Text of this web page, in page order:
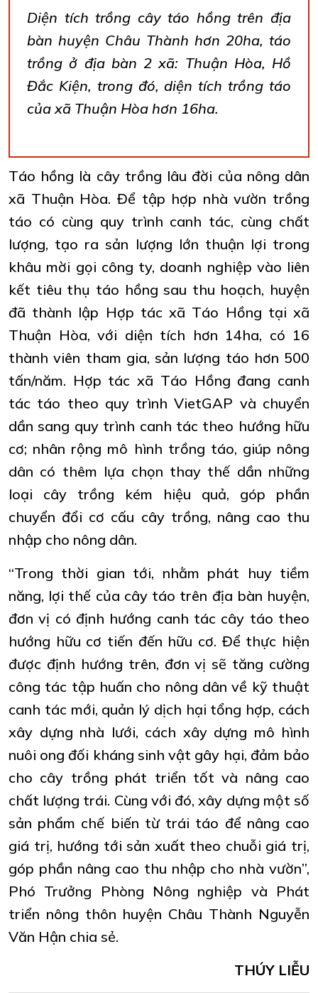
Diện tích trồng cây táo hồng trên địa
bàn huyện Châu Thành hơn 20ha, táo
trồng ở địa bàn 2 xã: Thuận Hòa, Hồ
Đắc Kiện, trong đó, diện tích trồng táo
của xã Thuận Hòa hơn 16ha.
Táo hồng là cây trồng lâu đời của nông dân
xã Thuận Hòa. Để tập hợp nhà vườn trồng
táo có cùng quy trình canh tác, cùng chất
lượng, tạo ra sản lượng lớn thuận lợi trong
khâu mời gọi công ty, doanh nghiệp vào liên
kết tiêu thụ táo hồng sau thu hoạch, huyện
đã thành lập Hợp tác xã Táo Hồng tại xã
Thuận Hòa, với diện tích hơn 14ha, có 16
thành viên tham gia, sản lượng táo hơn 500
tấn/năm. Hợp tác xã Táo Hồng đang canh
tác táo theo quy trình VietGAP và chuyển
dần sang quy trình canh tác theo hướng hữu
cơ; nhân rộng mô hình trồng táo, giúp nông
dân có thêm lựa chọn thay thế dần những
loại cây trồng kém hiệu quả, góp phần
chuyển đổi cơ cấu cây trồng, nâng cao thu
nhập cho nông dân.
“Trong thời gian tới, nhằm phát huy tiềm
năng, lợi thế của cây táo trên địa bàn huyện,
đơn vị có định hướng canh tác cây táo theo
hướng hữu cơ tiến đến hữu cơ. Để thực hiện
được định hướng trên, đơn vị sẽ tăng cường
công tác tập huấn cho nông dân về kỹ thuật
canh tác mới, quản lý dịch hại tổng hợp, cách
xây dựng nhà lưới, cách xây dựng mô hình
nuôi ong đối kháng sinh vật gây hại, đảm bảo
cho cây trồng phát triển tốt và nâng cao
chất lượng trái. Cùng với đó, xây dựng một số
sản phẩm chế biến từ trái táo để nâng cao
giá trị, hướng tới sản xuất theo chuỗi giá trị,
góp phần nâng cao thu nhập cho nhà vườn”,
Phó Trưởng Phòng Nông nghiệp và Phát
triển nông thôn huyện Châu Thành Nguyễn
Văn Hận chia sẻ.
THÚY LIỄU